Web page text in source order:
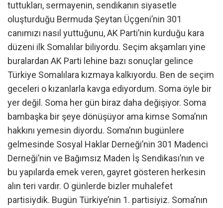
tuttukları, sermayenin, sendikanın siyasetle
oluşturduğu Bermuda Şeytan Üçgeni’nin 301
canımızı nasıl yuttuğunu, AK Parti’nin kurduğu kara
düzeni ilk Somalılar biliyordu. Seçim akşamları yine
buralardan AK Parti lehine bazı sonuçlar gelince
Türkiye Somalılara kızmaya kalkıyordu. Ben de seçim
geceleri o kızanlarla kavga ediyordum. Soma öyle bir
yer değil. Soma her gün biraz daha değişiyor. Soma
bambaşka bir şeye dönüşüyor ama kimse Soma’nın
hakkını yemesin diyordu. Soma’nın bugünlere
gelmesinde Sosyal Haklar Derneği’nin 301 Madenci
Derneği’nin ve Bağımsız Maden İş Sendikası’nın ve
bu yapılarda emek veren, gayret gösteren herkesin
alın teri vardır. O günlerde bizler muhalefet
partisiydik. Bugün Türkiye’nin 1. partisiyiz. Soma’nın